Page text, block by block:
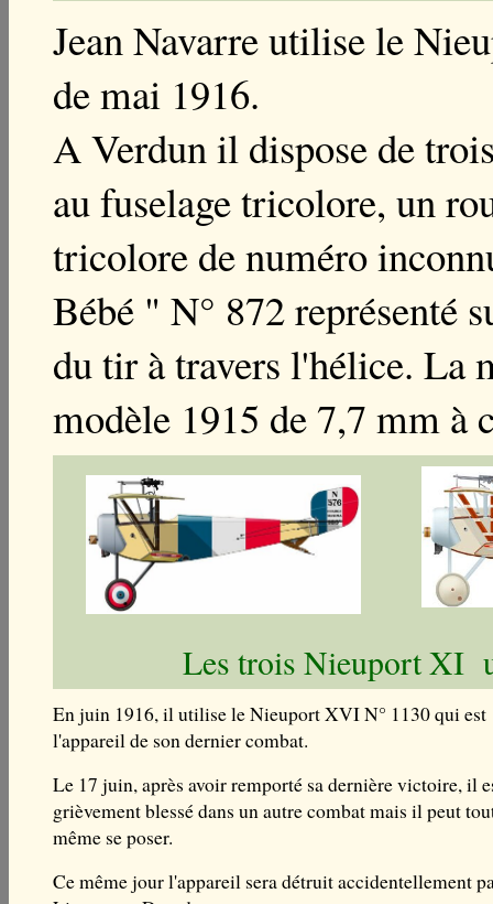
Jean Navarre utilise le
de mai 1916.
A Verdun il dispose de
au fuselage tricolore, un
tricolore de numéro
Bébé " N° 872 représenté
du tir à travers l'hélice. La
modèle 1915 de 7,7 mm à
Les trois Nieuport XI
En juin 1916, il utilise le Nieuport XVI N° 1130 qui est
l'appareil de son dernier combat.
Le 17 juin, après avoir remporté sa dernière victoire, il
grièvement blessé dans un autre combat mais il peut
même se poser.
Ce même jour l'appareil sera détruit accidentellement